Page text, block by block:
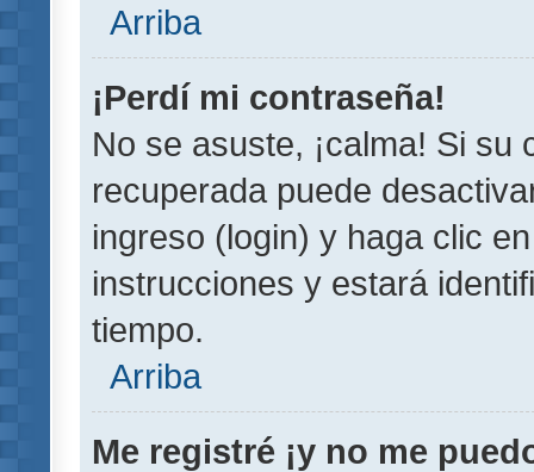
Arriba
¡Perdí mi contraseña!
No se asuste, ¡calma! Si su
recuperada puede
ingreso (login) y haga clic
instrucciones y estará
tiempo.
Arriba
Me registré ¡y no me